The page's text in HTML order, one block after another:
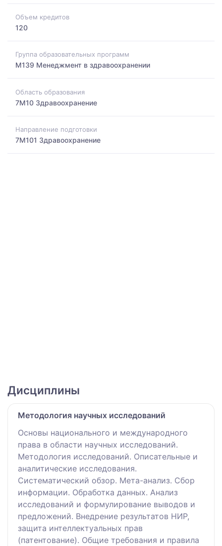
Объем кредитов
120
Группа образовательных программ
M139 Менеджмент в здравоохранении
Область образования
7M10 Здравоохранение
Направление подготовки
7M101 Здравоохранение
Дисциплины
Методология научных исследований
Основы национального и международного
права в области научных исследований.
Методология исследований. Описательные и
аналитические исследования.
Систематический обзор. Мета-анализ. Сбор
информации. Обработка данных. Анализ
исследований и формулирование выводов и
предложений. Внедрение результатов НИР,
защита интеллектуальных прав
(патентование). Общие требования и правила